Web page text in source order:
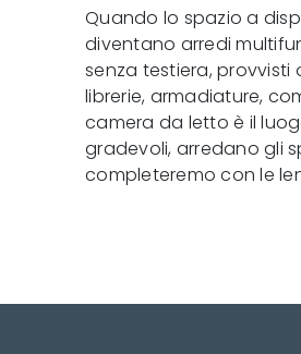
Quando lo spazio a
diventano arredi
senza testiera,
librerie, armadiature,
camera da letto è il
gradevoli, arredano gli
completeremo con le